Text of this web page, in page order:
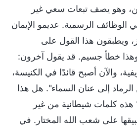
وهو يصف تبعات سعي غير
الوظائف الرسمية. عديمو الإيمان
ويطبقون هذا القول على
وهذا خطأ جسيم. قد يقول آخرون:
والآن أصبح قائدًا في الكنيسة،
إلى عنان السماء". هل هذا
كلمات شيطانية من غير
على شعب الله المختار. في